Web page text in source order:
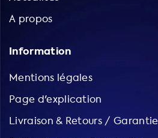
A propos
Information
Mentions légales
Page d'explication
Livraison & Retours / Garantie